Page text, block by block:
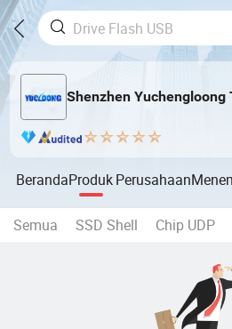
Shenzhen Yuchengloong
BerandaProdukPerusahaan
Semua SSD Shell Chip UDP